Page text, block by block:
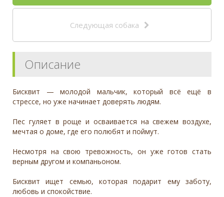
Следующая собака
Описание
Бисквит — молодой мальчик, который всё ещё в
стрессе, но уже начинает доверять людям.
Пес гуляет в роще и осваивается на свежем воздухе,
мечтая о доме, где его полюбят и поймут.
Несмотря на свою тревожность, он уже готов стать
верным другом и компаньоном.
Бисквит ищет семью, которая подарит ему заботу,
любовь и спокойствие.